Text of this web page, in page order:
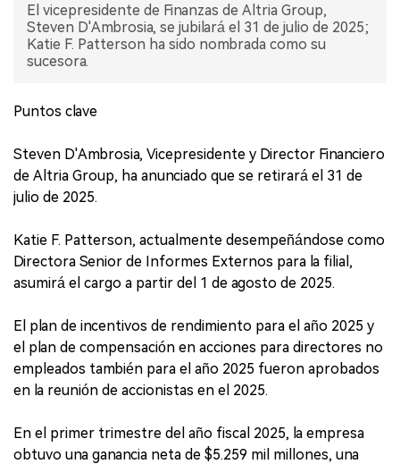
El vicepresidente de Finanzas de Altria Group,
Steven D'Ambrosia, se jubilará el 31 de julio de 2025;
Katie F. Patterson ha sido nombrada como su
sucesora.
Puntos clave
Steven D'Ambrosia, Vicepresidente y Director Financiero
de Altria Group, ha anunciado que se retirará el 31 de
julio de 2025.
Katie F. Patterson, actualmente desempeñándose como
Directora Senior de Informes Externos para la filial,
asumirá el cargo a partir del 1 de agosto de 2025.
El plan de incentivos de rendimiento para el año 2025 y
el plan de compensación en acciones para directores no
empleados también para el año 2025 fueron aprobados
en la reunión de accionistas en el 2025.
En el primer trimestre del año fiscal 2025, la empresa
obtuvo una ganancia neta de $5.259 mil millones, una